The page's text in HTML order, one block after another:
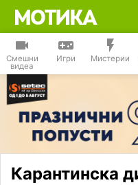
Смешни
видеа
Игри Мистерии
Карантинска